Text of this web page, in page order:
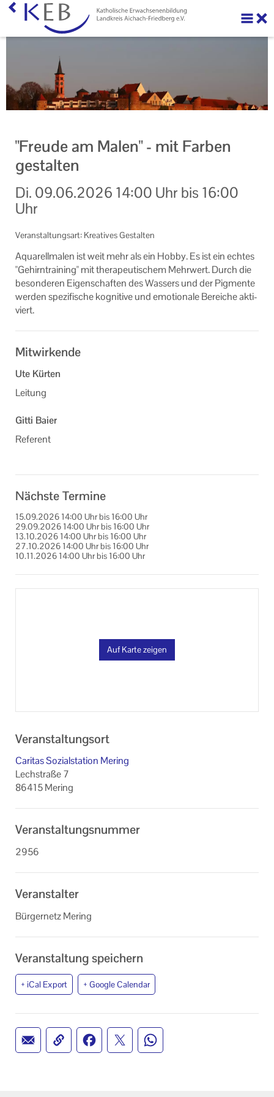
"Freude am Malen" - mit Farben
gestalten
Di. 09.06.2026 14:00 Uhr bis 16:00
Uhr
Veranstaltungsart: Kreatives Gestalten
Aqua­rell­ma­len ist weit mehr als ein Hobby. Es ist ein ech­tes
"Ge­hirn­trai­ning" mit the­ra­peu­ti­schem Mehr­wert. Durch die
be­son­de­ren Ei­gen­schaf­ten des Was­sers und der Pig­men­te
wer­den spe­zi­fi­sche ko­gni­ti­ve und emo­tio­na­le Be­rei­che ak­ti­
viert.
Mitwirkende
Ute Kürten
Leitung
Gitti Baier
Referent
Nächste Termine
15.09.2026 14:00 Uhrbis 16:00 Uhr
29.09.2026 14:00 Uhrbis 16:00 Uhr
13.10.2026 14:00 Uhrbis 16:00 Uhr
27.10.2026 14:00 Uhrbis 16:00 Uhr
10.11.2026 14:00 Uhrbis 16:00 Uhr
08.12.202614:00 Uhrbis16:00 Uhr
Auf Karte zeigen
Veranstaltungsort
Caritas Sozialstation Mering
Lechstraße 7
86415 Mering
Veranstaltungsnummer
2956
Veranstalter
Bürgernetz Mering
Veranstaltung speichern
+ iCal Export + Google Calendar
Ihre Förderung beantragen
Veranstaltungen
Onlinekursangebote
KEB Praxis
Neuigkeiten
Machen Sie mit!
Ihr Kontakt zu uns
Impressum